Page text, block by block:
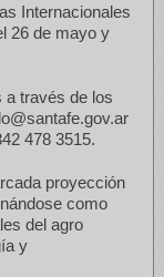
Internacionales
26 de mayo y
a través de los
478 3515.
proyección
como
del agro
y